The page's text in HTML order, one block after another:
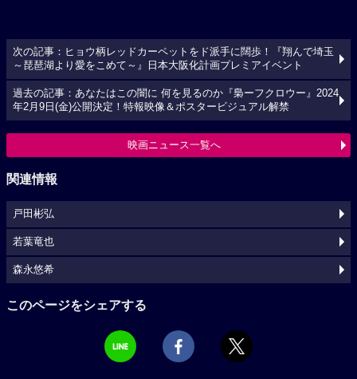
次の記事：ヒョウ柄レッドカーペットをド派手に闊歩！『翔んで埼玉
～琵琶湖より愛をこめて～』日本大阪化計画プレミアイベント
過去の記事：あなたはこの闇に 何を見るのか『梟ーフクロウー』2024
年2月9日(金)公開決定！特報映像＆ポスタービジュアル解禁
映画ニュース一覧へ
関連情報
戸田彬弘
若葉竜也
森永悠希
このページをシェアする